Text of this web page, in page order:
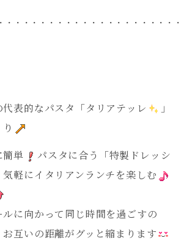
・・・・・・・・・・・・・・・・・・・・
表的なパスタ「タリアテッレ
」
簡単
パスタに合う「特製ドレッシ
軽にイタリアンランチを楽しむ
に向かって同じ時間を過ごすの
互いの距離がグッと縮まります